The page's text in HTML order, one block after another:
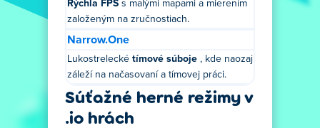
Rýchla FPS s malými mapami a mierením
založeným na zručnostiach.
Narrow.One
Lukostrelecké tímové súboje , kde naozaj
záleží na načasovaní a tímovej práci.
Súťažné herné režimy v
.io hrách